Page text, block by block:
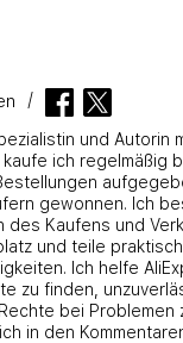
und Autorin
ich regelmäßig
gewonnen. Ich
des Kaufens und
und teile
Ich helfe
zu finden,
bei Problemen
in den